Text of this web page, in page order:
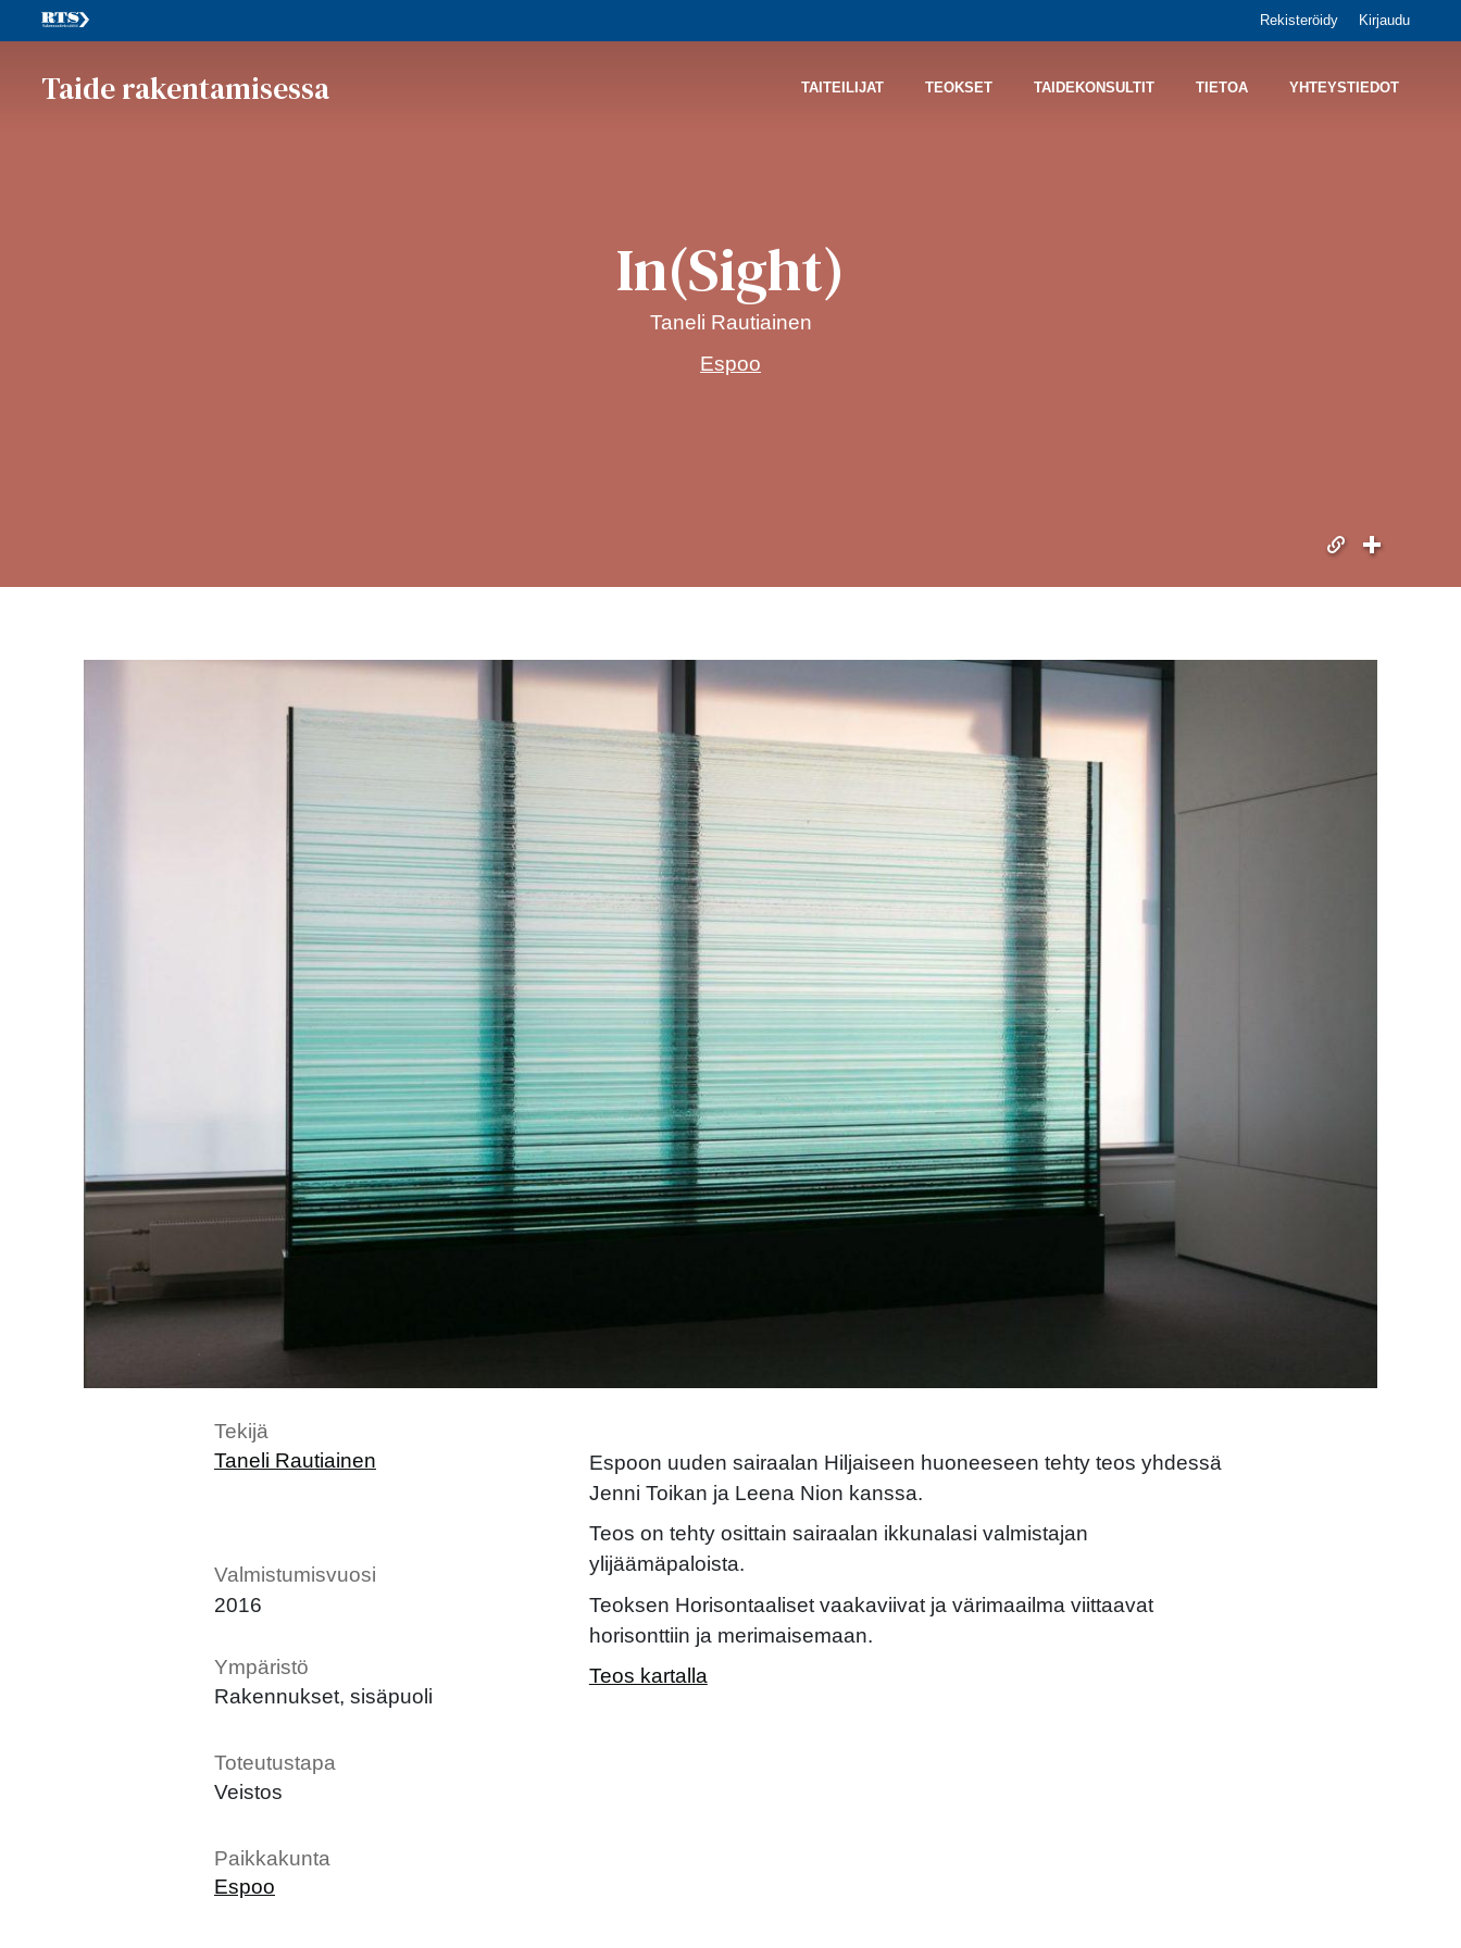
Rekisteröidy Kirjaudu
Taide rakentamisessa TAITEILIJAT TEOKSET TAIDEKONSULTIT TIETOA YHTEYSTIEDOT
In(Sight)
Taneli Rautiainen
Espoo
Tekijä
Taneli Rautiainen
Valmistumisvuosi
2016
Ympäristö
Rakennukset, sisäpuoli
Toteutustapa
Veistos
Paikkakunta
Espoo
Espoon uuden sairaalan Hiljaiseen huoneeseen tehty teos yhdessä
Jenni Toikan ja Leena Nion kanssa.
Teos on tehty osittain sairaalan ikkunalasi valmistajan
ylijäämäpaloista.
Teoksen Horisontaaliset vaakaviivat ja värimaailma viittaavat
horisonttiin ja merimaisemaan.
Teos kartalla